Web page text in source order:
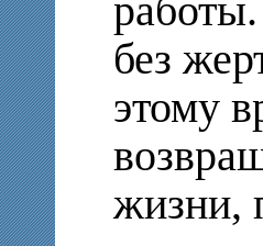
без
этому
жизни,